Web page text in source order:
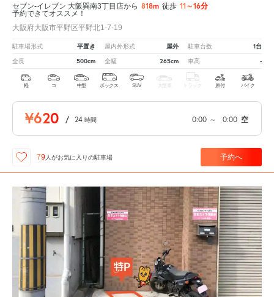
セブン-イレブン 大阪巽南3丁目店から 818m 徒歩 11～16分
予約できてオススメ！
大阪府大阪市平野区平野北1-7-19
駐車場形式 平置き 屋内外形式 屋外 駐車台数 1台
全長 500cm 全幅 265cm 車高 -
軽 コ 中型 ボックス SUV 大型車 トラック 原付 バイク
¥620 / 24 時間 0:00 ～ 0:00 空
79 人がお気に入りの駐車場 予約へ